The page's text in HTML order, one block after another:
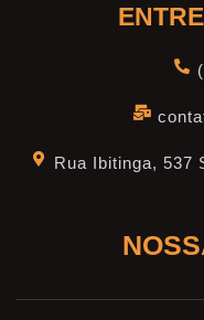
Rua Ibitinga, 537